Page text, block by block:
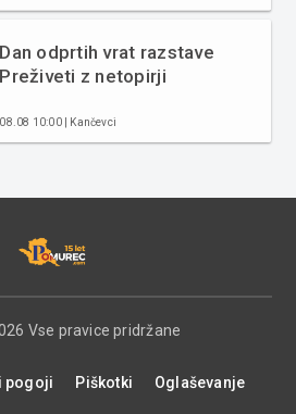
Dan odprtih vrat razstave
Preživeti z netopirji
08.08 10:00 | Kančevci
Vse pravice pridržane
pogoji Piškotki Oglaševanje